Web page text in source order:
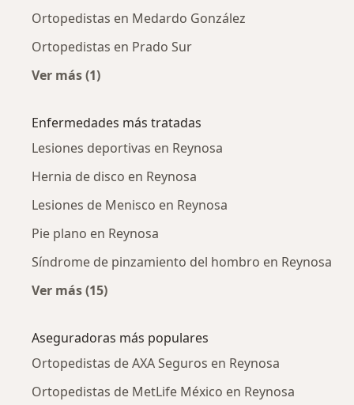
Ortopedistas en Medardo González
Ortopedistas en Prado Sur
Ver más (1)
Enfermedades más tratadas
Lesiones deportivas en Reynosa
Hernia de disco en Reynosa
Lesiones de Menisco en Reynosa
Pie plano en Reynosa
Síndrome de pinzamiento del hombro en Reynosa
Ver más (15)
Aseguradoras más populares
Ortopedistas de AXA Seguros en Reynosa
Ortopedistas de MetLife México en Reynosa